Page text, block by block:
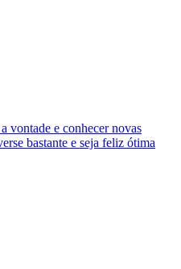
vontade e conhecer novas
bastante e seja feliz ótima